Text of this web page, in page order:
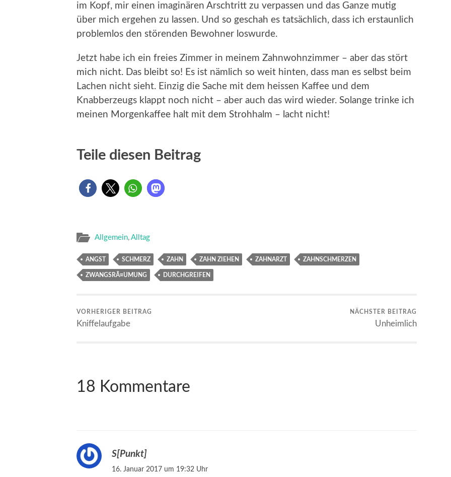
im Kopf, mir einen imaginären Arschtritt zu verpassen und das Ganze mutig
über mich ergehen zu lassen. Und so geschah es tatsächlich, dass ich erstaunlich
problemlos den störenden Bewohner loswurde.
Jetzt habe ich ein freies Zimmer in meinem Zahnwohnzimmer – aber das stört
mich nicht. Das bleibt so! Es ist nämlich so weit hinten, dass man es selbst beim
Lachen nicht sieht. Einzig die Sache mit dem heissen Kaffee und dem
Knabberzeugs klappt noch nicht – aber auch das wird wieder. Solange trinke ich
meinen Morgenkaffee halt mit dem Strohhalm – lacht nicht!
Teile diesen Beitrag
Allgemein, Alltag
ANGST SCHMERZ ZAHN ZAHN ZIEHEN ZAHNARZT ZAHNSCHMERZEN
ZWANGSRÃ¤UMUNG DURCHGREIFEN
VORHERIGER BEITRAG
Kniffelaufgabe
NÄCHSTER BEITRAG
Unheimlich
18 Kommentare
S[Punkt]
16. Januar 2017 um 19:32 Uhr